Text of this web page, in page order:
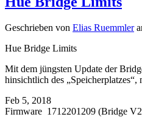
Geschrieben von Elias Ruemmler
Hue Bridge Limits
Mit dem jüngsten Update der
hinsichtlich des
Feb 5, 2018
Firmware 1712201209 (Bridge